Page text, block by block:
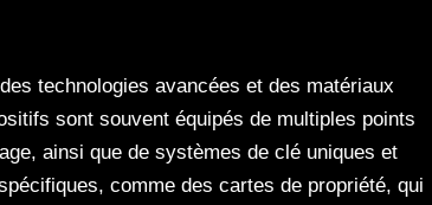
technologies avancées et des matériaux
sont souvent équipés de multiples points
ainsi que de systèmes de clé uniques et
comme des cartes de propriété, qui